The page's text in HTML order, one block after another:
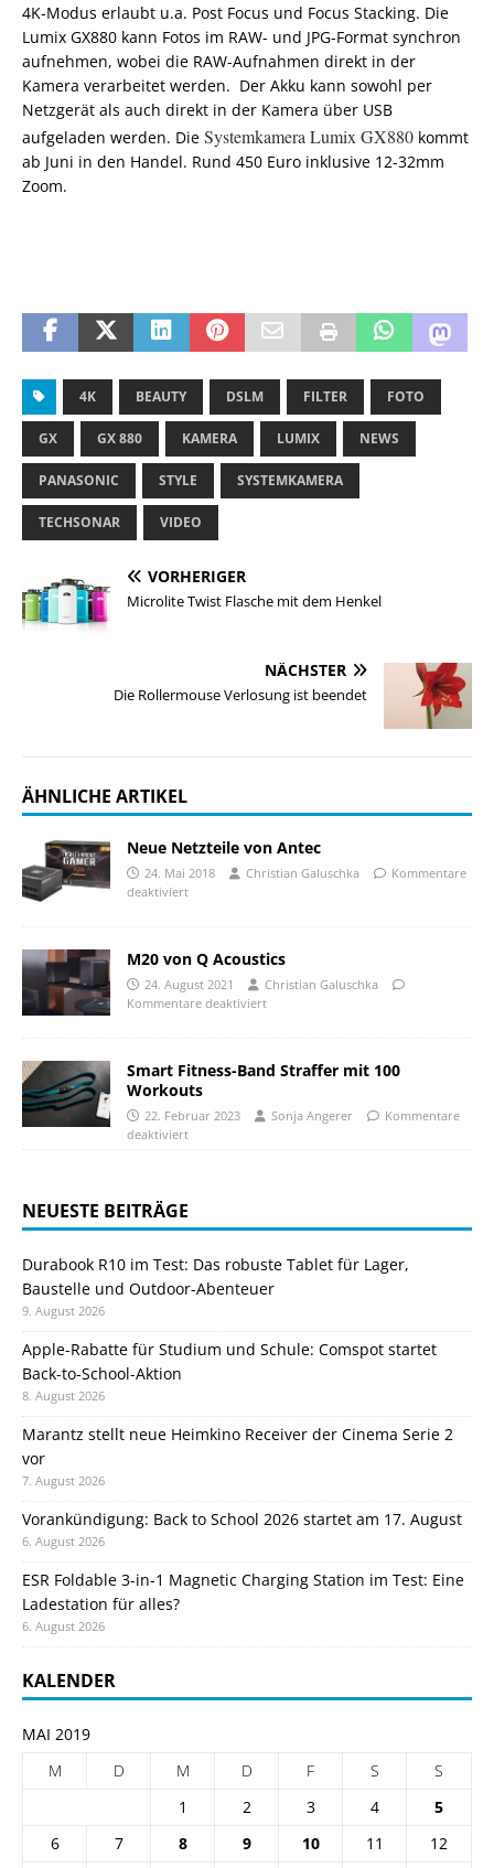
4K-Modus erlaubt u.a. Post Focus und Focus Stacking. Die
Lumix GX880 kann Fotos im RAW- und JPG-Format synchron
aufnehmen, wobei die RAW-Aufnahmen direkt in der
Kamera verarbeitet werden. Der Akku kann sowohl per
Netzgerät als auch direkt in der Kamera über USB
aufgeladen werden. Die Systemkamera Lumix GX880 kommt
ab Juni in den Handel. Rund 450 Euro inklusive 12-32mm
Zoom.
4K BEAUTY DSLM FILTER FOTO
GX GX 880 KAMERA LUMIX NEWS
PANASONIC STYLE SYSTEMKAMERA
TECHSONAR VIDEO
VORHERIGER
Microlite Twist Flasche mit dem Henkel
NÄCHSTER
Die Rollermouse Verlosung ist beendet
ÄHNLICHE ARTIKEL
Neue Netzteile von Antec
24. Mai 2018 Christian Galuschka
Kommentare
deaktiviert
M20 von Q Acoustics
24. August 2021
Christian Galuschka
Kommentare deaktiviert
Smart Fitness-Band Straffer mit 100
Workouts
22. Februar 2023 Sonja Angerer
Kommentare
deaktiviert
NEUESTE BEITRÄGE
Durabook R10 im Test: Das robuste Tablet für Lager,
Baustelle und Outdoor-Abenteuer
9. August 2026
Apple-Rabatte für Studium und Schule: Comspot startet
Back-to-School-Aktion
8. August 2026
Marantz stellt neue Heimkino Receiver der Cinema Serie 2
vor
7. August 2026
Vorankündigung: Back to School 2026 startet am 17. August
6. August 2026
ESR Foldable 3-in-1 Magnetic Charging Station im Test: Eine
Ladestation für alles?
6. August 2026
KALENDER
MAI 2019
M
D M D F S
S
1
2 3 4
5
6
7 8 9 10 11 12